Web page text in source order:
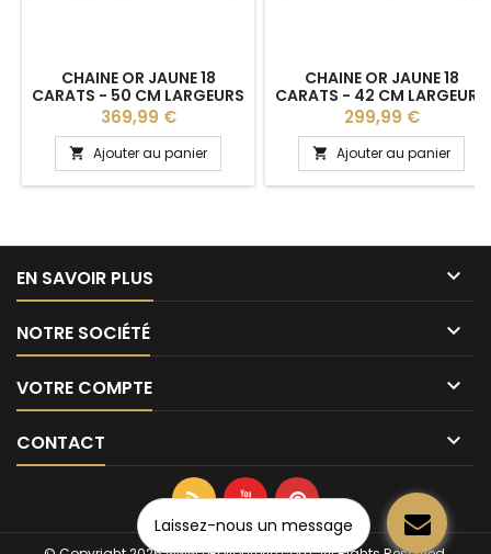
Laissez-nous un message
CHAINE OR JAUNE 18
CARATS - 50 CM LARGEURS
DE 0,75 À 3,2 MM
Prix
369,99 €
 Ajouter au panier
CHAINE OR JAUNE 18
CARATS - 42 CM LARGEURS
DE 0,75 À 3,2 MM
Prix
299,99 €
 Ajouter au panier
EN SAVOIR PLUS 
NOTRE SOCIÉTÉ 
VOTRE COMPTE 
CONTACT 